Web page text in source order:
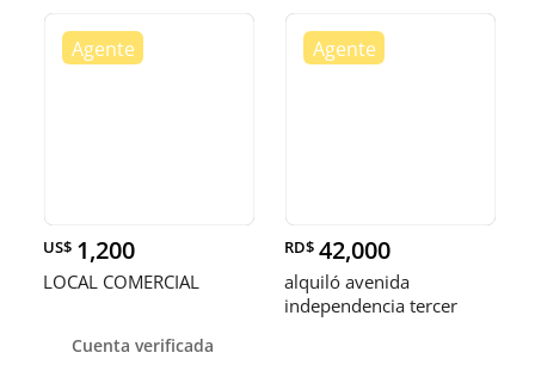
US$ 1,200
LOCAL COMERCIAL
Cuenta verificada
RD$ 42,000
alquiló avenida
independencia tercer